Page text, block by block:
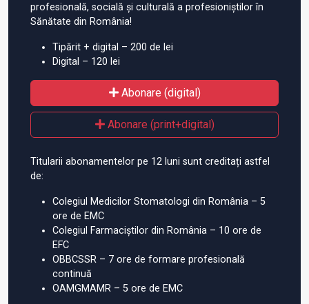
profesională, socială și culturală a profesioniștilor în
Sănătate din România!
Tipărit + digital – 200 de lei
Digital – 120 lei
Abonare (digital)
Abonare (print+digital)
Titularii abonamentelor pe 12 luni sunt creditați astfel
de:
Colegiul Medicilor Stomatologi din România – 5
ore de EMC
Colegiul Farmaciștilor din România – 10 ore de
EFC
OBBCSSR – 7 ore de formare profesională
continuă
OAMGMAMR – 5 ore de EMC